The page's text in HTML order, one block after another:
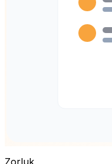
Zorluk